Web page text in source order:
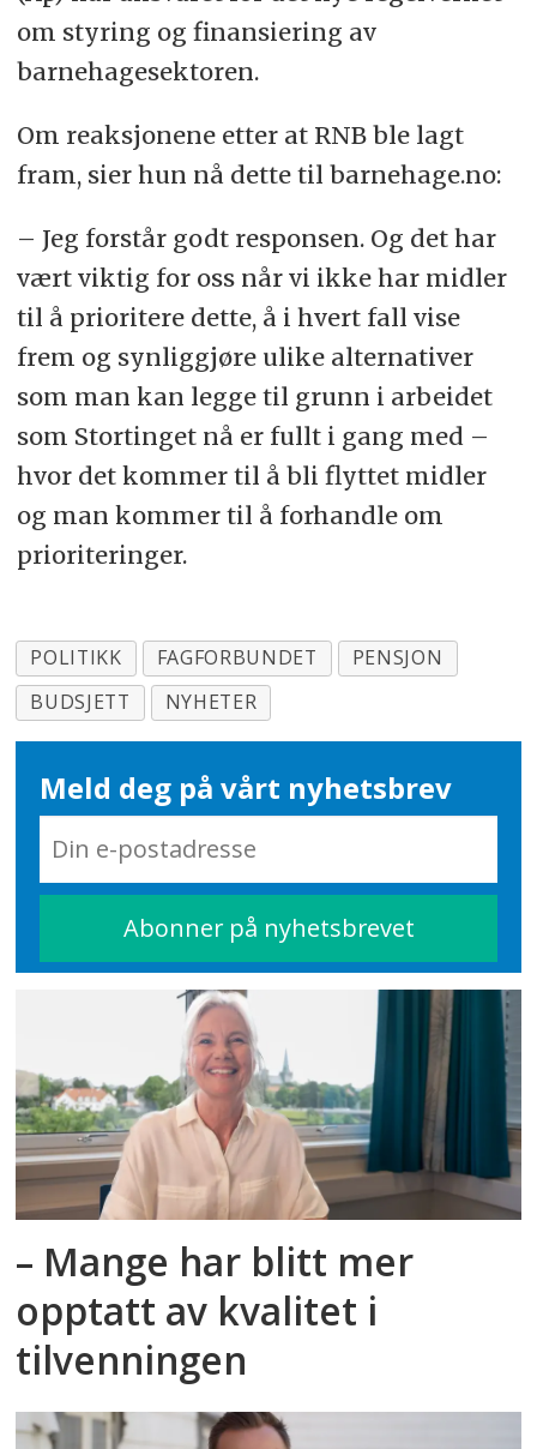
om styring og finansiering av
barnehagesektoren.
Om reaksjonene etter at RNB ble lagt
fram, sier hun nå dette til barnehage.no:
– Jeg forstår godt responsen. Og det har
vært viktig for oss når vi ikke har midler
til å prioritere dette, å i hvert fall vise
frem og synliggjøre ulike alternativer
som man kan legge til grunn i arbeidet
som Stortinget nå er fullt i gang med –
hvor det kommer til å bli flyttet midler
og man kommer til å forhandle om
prioriteringer.
POLITIKK FAGFORBUNDET
PENSJON
BUDSJETT
NYHETER
Meld deg på vårt nyhetsbrev
– Mange har blitt mer
opptatt av kvalitet i
tilvenningen